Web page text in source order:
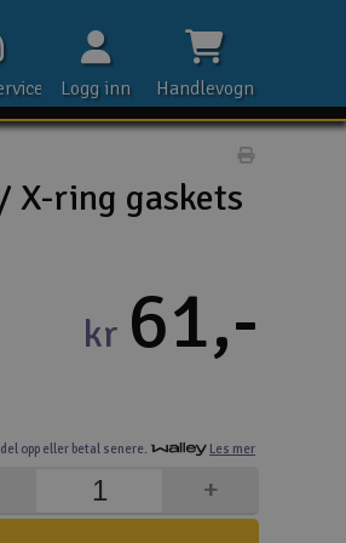
Handlevogn
Logg inn
X-ring gaskets
del opp eller betal senere. Les mer
kr 61,-
+